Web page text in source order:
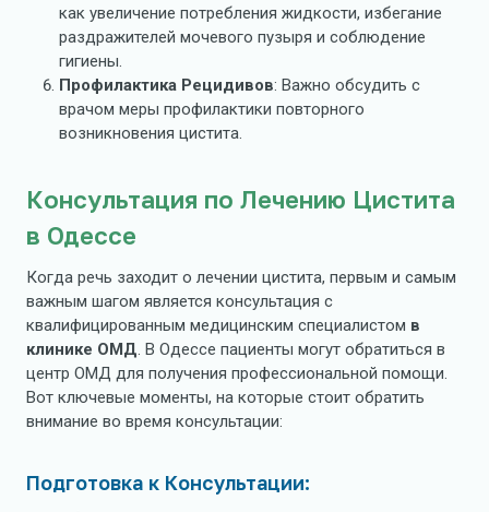
как увеличение потребления жидкости, избегание
раздражителей мочевого пузыря и соблюдение
гигиены.
Профилактика Рецидивов: Важно обсудить с
врачом меры профилактики повторного
возникновения цистита.
Консультация по Лечению Цистита
в Одессе
Когда речь заходит о лечении цистита, первым и самым
важным шагом является консультация с
квалифицированным медицинским специалистом в
клинике ОМД . В Одессе пациенты могут обратиться в
центр ОМД для получения профессиональной помощи.
Вот ключевые моменты, на которые стоит обратить
внимание во время консультации:
Подготовка к Консультации: